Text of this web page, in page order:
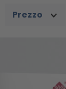
Prezzo